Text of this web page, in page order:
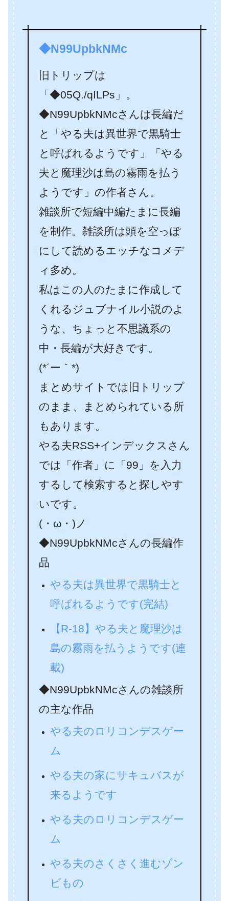
◆N99UpbkNMc
旧トリップは
「◆05Q./qILPs」。
◆N99UpbkNMcさんは長編だ
と「やる夫は異世界で黒騎士
と呼ばれるようです」「やる
夫と魔理沙は島の霧雨を払う
ようです」の作者さん。
雑談所で短編中編たまに長編
を制作。雑談所は頭を空っぽ
にして読めるエッチなコメデ
ィ多め。
私はこの人のたまに作成して
くれるジュブナイル小説のよ
うな、ちょっと不思議系の
中・長編が大好きです。
(*´ー｀*)
まとめサイトでは旧トリップ
のまま、まとめられている所
もあります。
やる夫RSS+インデックスさん
では「作者」に「99」を入力
するして検索すると探しやす
いです。
(・ω・)ノ
◆N99UpbkNMcさんの長編作
品
やる夫は異世界で黒騎士と
呼ばれるようです(完結)
【R-18】やる夫と魔理沙は
島の霧雨を払うようです(連
載)
◆N99UpbkNMcさんの雑談所
の主な作品
やる夫のロリコンデスゲー
ム
やる夫の家にサキュバスが
来るようです
やる夫のロリコンデスゲー
ム
やる夫のさくさく進むゾン
ビもの